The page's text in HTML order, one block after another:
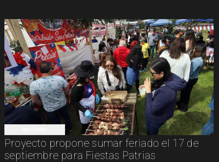
Proyecto propone sumar feriado el 17 de
septiembre para Fiestas Patrias